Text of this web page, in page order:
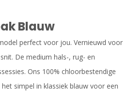
Blauw
perfect voor jou. Vernieuwd voor
De medium hals-, rug- en
Ons 100% chloorbestendige
simpel in klassiek blauw voor een